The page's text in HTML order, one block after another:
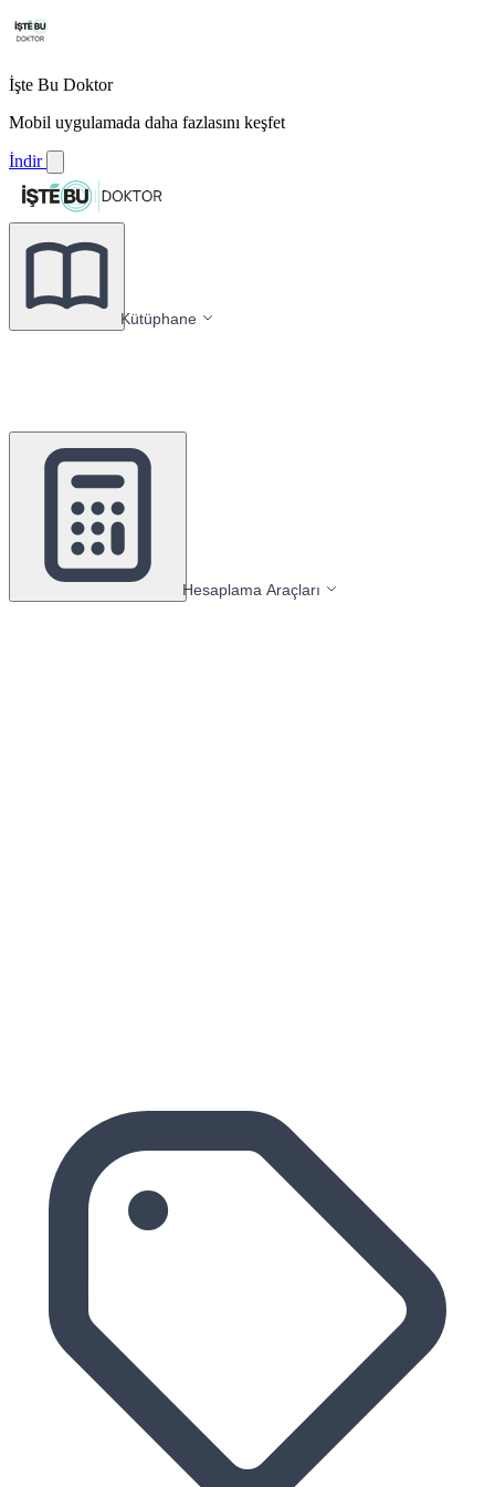
İşte Bu Doktor
Mobil uygulamada daha fazlasını keşfet
İndir
Kütüphane
Hesaplama Araçları